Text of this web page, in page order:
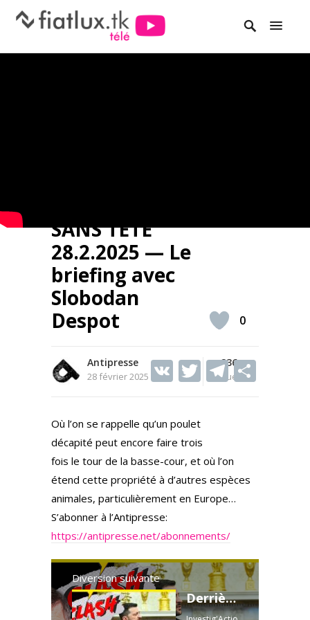
SANS TÊTE
28.2.2025 — Le
briefing avec
Slobodan
Despot
Antipresse
28 février 2025
236
Vues
V T
er
T
a
m
0
Où l’on se rappelle qu’un poulet
décapité peut encore faire trois
fois le tour de la basse-cour, et où l’on
étend cette propriété à d’autres espèces
animales, particulièrement en Europe…
S’abonner à l’Antipresse:
https://antipresse.net/abonnements/
Diversion suivante
Derrière l’humiliation de Zelensky, chacun cache quelque chose - Clash Collon vs Zelensky & Trump